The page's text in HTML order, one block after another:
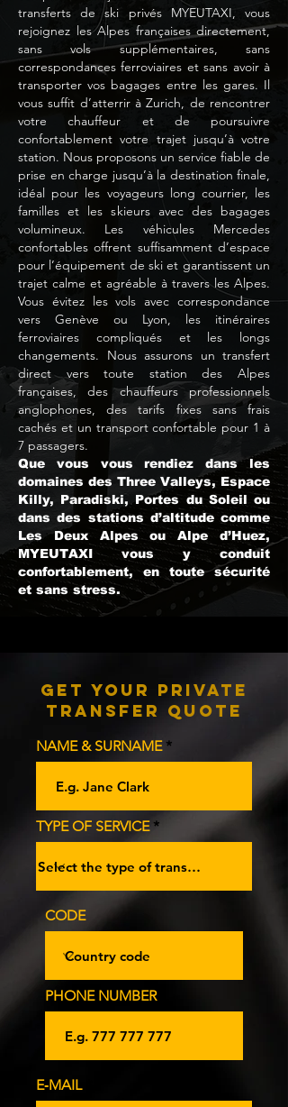
transferts de ski privés MYEUTAXI, vous
rejoignez les Alpes françaises directement,
sans vols supplémentaires, sans
correspondances ferroviaires et sans avoir à
transporter vos bagages entre les gares. Il
vous suffit d’atterrir à Zurich, de rencontrer
votre chauffeur et de poursuivre
confortablement votre trajet jusqu’à votre
station. Nous proposons un service fiable de
prise en charge jusqu’à la destination finale,
idéal pour les voyageurs long courrier, les
familles et les skieurs avec des bagages
volumineux. Les véhicules Mercedes
confortables offrent suffisamment d’espace
pour l’équipement de ski et garantissent un
trajet calme et agréable à travers les Alpes.
Vous évitez les vols avec correspondance
vers Genève ou Lyon, les itinéraires
ferroviaires compliqués et les longs
changements. Nous assurons un transfert
direct vers toute station des Alpes
françaises, des chauffeurs professionnels
anglophones, des tarifs fixes sans frais
cachés et un transport confortable pour 1 à
7 passagers.
Que vous vous rendiez dans les
domaines des Three Valleys, Espace
Killy, Paradiski, Portes du Soleil ou
dans des stations d’altitude comme
Les Deux Alpes ou Alpe d’Huez,
MYEUTAXI vous y conduit
confortablement, en toute sécurité
et sans stress.
Get Your Private
Transfer Quote
NAME & SURNAME
TYPE OF SERVICE
CODE
PHONE NUMBER
E‑MAIL